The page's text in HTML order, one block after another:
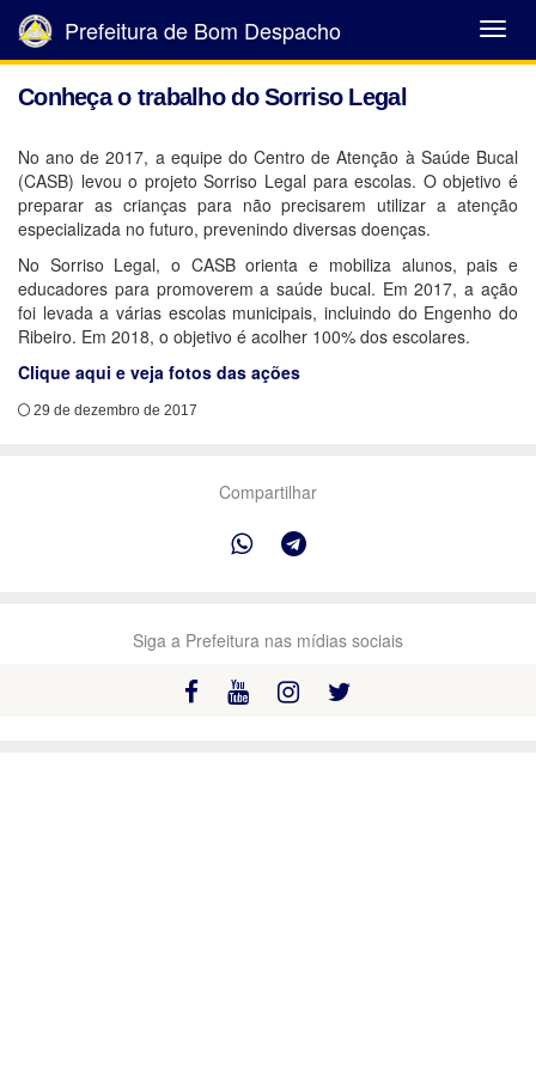
Abrir
Menu
Prefeitura de Bom Despacho
Conheça o trabalho do Sorriso Legal
No ano de 2017, a equipe do Centro de Atenção à Saúde Bucal
(CASB) levou o projeto Sorriso Legal para escolas. O objetivo é
preparar as crianças para não precisarem utilizar a atenção
especializada no futuro, prevenindo diversas doenças.
No Sorriso Legal, o CASB orienta e mobiliza alunos, pais e
educadores para promoverem a saúde bucal. Em 2017, a ação
foi levada a várias escolas municipais, incluindo do Engenho do
Ribeiro. Em 2018, o objetivo é acolher 100% dos escolares.
Clique aqui e veja fotos das ações
29 de dezembro de 2017
Compartilhar
Siga a Prefeitura nas mídias sociais